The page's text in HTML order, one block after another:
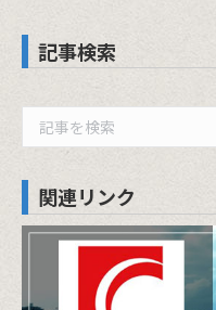
記事検索
索
関連リンク